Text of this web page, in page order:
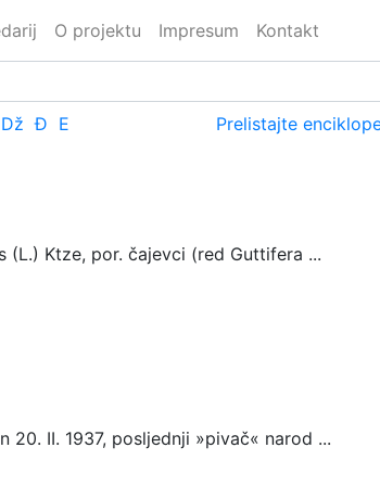
O projektu Impresum Kontakt
Dž Đ E Prelistajte
(L.) Ktze, por. čajevci (red Guttifera ...
20. II. 1937, posljednji »pivač« narod ...